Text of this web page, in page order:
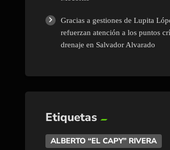
Gracias a gestiones de Lupita
refuerzan atención a los puntos
drenaje en Salvador Alvarado
Etiquetas
ALBERTO “EL CAPY” RIVERA